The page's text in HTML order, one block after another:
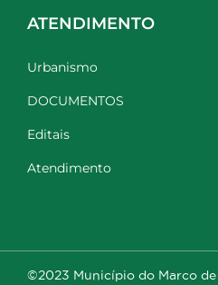
ATENDIMENTO
Urbanismo
DOCUMENTOS
Editais
Atendimento
©2023 Município do Marco de